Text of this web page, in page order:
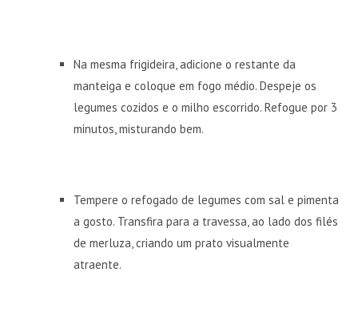
Na mesma frigideira, adicione o restante da
manteiga e coloque em fogo médio. Despeje os
legumes cozidos e o milho escorrido. Refogue por 3
minutos, misturando bem.
Tempere o refogado de legumes com sal e pimenta
a gosto. Transfira para a travessa, ao lado dos filés
de merluza, criando um prato visualmente
atraente.